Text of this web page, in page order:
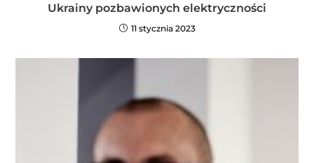
Ukrainy pozbawionych elektryczności
11 stycznia 2023